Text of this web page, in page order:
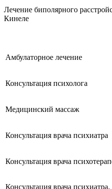
Лечение биполярного
Кинеле
Амбулаторное лечение
Консультация психолога
Медицинский массаж
Консультация врача психиатра
Консультация врача
Консультация врача